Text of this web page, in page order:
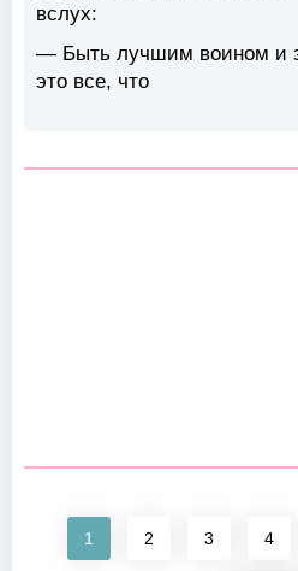
вслух:
— Быть лучшим воином и
это все, что
1 2 3 4